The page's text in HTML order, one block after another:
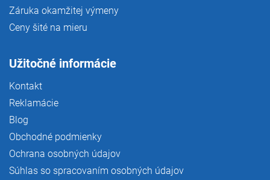
Záruka okamžitej výmeny
Ceny šité na mieru
Užitočné informácie
Kontakt
Reklamácie
Blog
Obchodné podmienky
Ochrana osobných údajov
Súhlas so spracovaním osobných údajov